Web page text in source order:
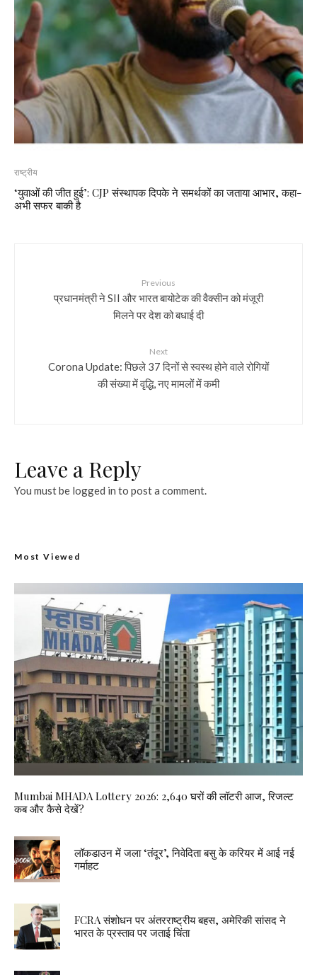
राष्ट्रीय
‘युवाओं की जीत हुई’: CJP संस्थापक दिपके ने समर्थकों का जताया आभार, कहा-
अभी सफर बाकी है
Previous
प्रधानमंत्री ने SII और भारत बायोटेक की वैक्सीन को मंजूरी
मिलने पर देश को बधाई दी
Next
Corona Update: पिछले 37 दिनों से स्वस्थ होने वाले रोगियों
की संख्या में वृद्धि, नए मामलों में कमी
Leave a Reply
You must be logged in to post a comment.
Most Viewed
Mumbai MHADA Lottery 2026: 2,640 घरों की लॉटरी आज, रिजल्ट
कब और कैसे देखें?
लॉकडाउन में जला ‘तंदूर’, निवेदिता बसु के करियर में आई नई
गर्माहट
FCRA संशोधन पर अंतरराष्ट्रीय बहस, अमेरिकी सांसद ने
भारत के प्रस्ताव पर जताई चिंता